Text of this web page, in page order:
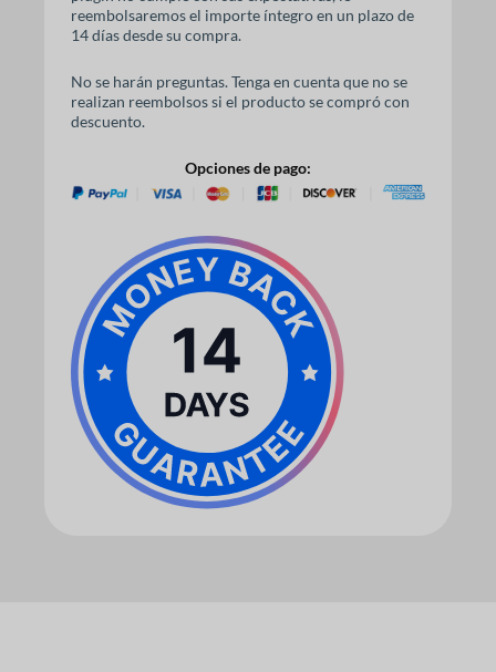
reembolsaremos el importe íntegro en un plazo de
14 días desde su compra.
No se harán preguntas. Tenga en cuenta que no se
realizan reembolsos si el producto se compró con
descuento.
Opciones de pago: